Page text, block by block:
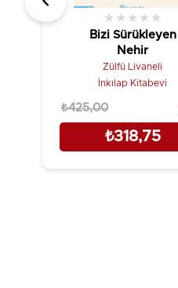
Bizi Sürükleyen
Nehir
★ ★ ★ ★ ★
Zülfü Livaneli
İnkılap Kitabevi
₺318,75
₺425,00